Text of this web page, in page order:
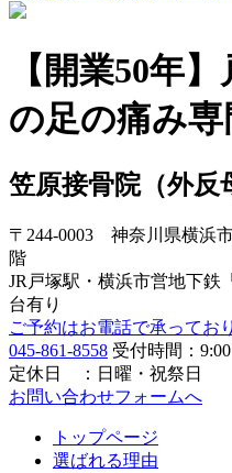
【開業50年
の足の痛み
笠原接骨院（外反
〒244-0003 神奈川県横浜
階
JR戸塚駅・横浜市営地下
台有り
ご予約はお電話で承ってお
045-861-8558 受付時間：
定休日 ：日曜・祝祭日
お問い合わせフォームへ
トップページ
選ばれる理由